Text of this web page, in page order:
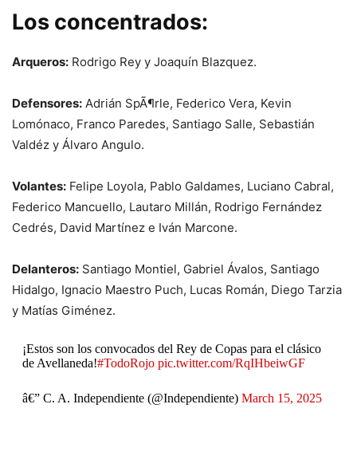
Los concentrados:
Arqueros: Rodrigo Rey y Joaquín Blazquez.
Defensores: Adrián SpÃ¶rle, Federico Vera, Kevin
Lomónaco, Franco Paredes, Santiago Salle, Sebastián
Valdéz y Álvaro Angulo.
Volantes: Felipe Loyola, Pablo Galdames, Luciano Cabral,
Federico Mancuello, Lautaro Millán, Rodrigo Fernández
Cedrés, David Martínez e Iván Marcone.
Delanteros: Santiago Montiel, Gabriel Ávalos, Santiago
Hidalgo, Ignacio Maestro Puch, Lucas Román, Diego Tarzia
y Matías Giménez.
¡Estos son los convocados del Rey de Copas para el clásico
de Avellaneda!#TodoRojo pic.twitter.com/RqIHbeiwGF
â€” C. A. Independiente (@Independiente) March 15, 2025